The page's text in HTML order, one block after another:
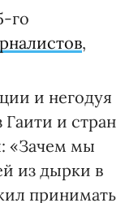
го
,
и негодуя
Гаити и стран
«Зачем мы
из дырки в
принимать